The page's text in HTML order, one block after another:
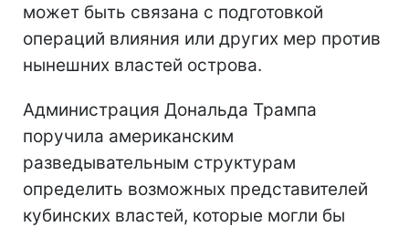
может быть связана с подготовкой
операций влияния или других мер против
нынешних властей острова.
Администрация Дональда Трампа
поручила американским
разведывательным структурам
определить возможных представителей
кубинских властей, которые могли бы